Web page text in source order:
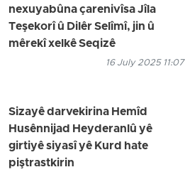
nexuyabûna çarenivîsa Jîla
Teşekorî û Dilêr Selîmî, jin û
mêrekî xelkê Seqizê
16 July 2025 11:07
Sizayê darvekirina Hemîd
Husênnijad Heyderanlû yê
girtiyê siyasî yê Kurd hate
piştrastkirin